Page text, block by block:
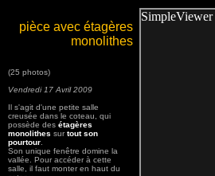
pièce avec étagères
monolithes
(25 photos)
Vendredi 17 Avril 2009
Il s'agit d'une petite salle
creusée dans le coteau, qui
possède des étagères
monolithes surtout son
pourtour
Son unique fenêtre domine la
vallée. Pour accéder à cette
salle, il faut monter en haut du